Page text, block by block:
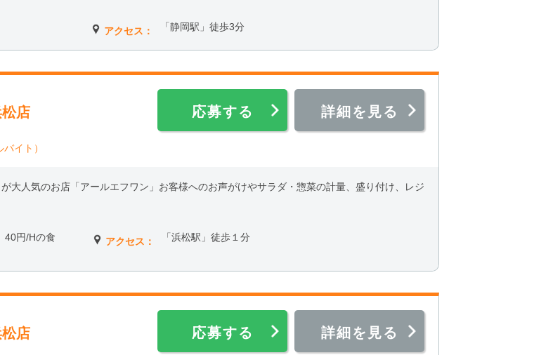
アクセス： 「静岡駅」徒歩3分
店
イト）
応募する 詳細を見る
大人気のお店「アールエフワン」お客様へのお声がけやサラダ・惣菜の計量、盛り付け、レジ
40円/Hの食
アクセス： 「浜松駅」徒歩１分
店 応募する 詳細を見る